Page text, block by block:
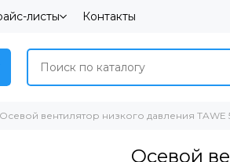
листы Контакты
Осевой вентилятор низкого давления TAWE
Осевой